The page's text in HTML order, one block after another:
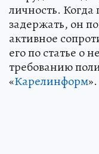
личность. Когда
задержать, он
активное
его по статье о
требованию
«Карелинформ».